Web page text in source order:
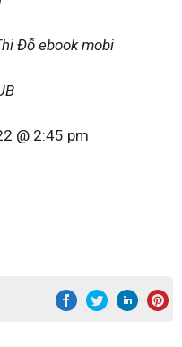
Đỗ ebook mobi
@ 2:45 pm